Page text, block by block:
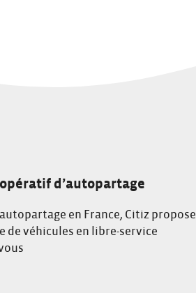
d’autopartage
en France, Citiz propose
de véhicules en libre-service